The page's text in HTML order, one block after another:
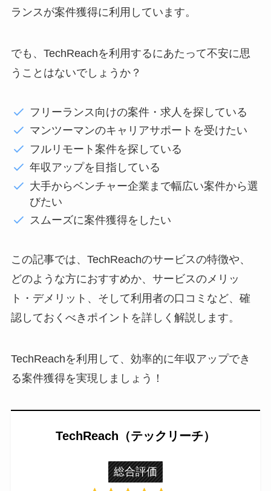
ランスが案件獲得に利用しています。
でも、TechReachを利用するにあたって不安に思
うことはないでしょうか？
フリーランス向けの案件・求人を探している
マンツーマンのキャリアサポートを受けたい
フルリモート案件を探している
年収アップを目指している
大手からベンチャー企業まで幅広い案件から選
びたい
スムーズに案件獲得をしたい
この記事では、TechReachのサービスの特徴や、
どのような方におすすめか、サービスのメリッ
ト・デメリット、そして利用者の口コミなど、確
認しておくべきポイントを詳しく解説します。
TechReachを利用して、効率的に年収アップでき
る案件獲得を実現しましょう！
TechReach（テックリーチ）
総合評価